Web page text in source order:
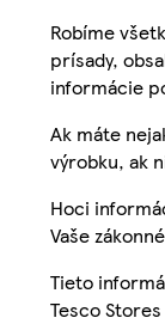
Robíme
prísady,
informácie
Ak máte
výrobku, ak
Hoci
Vaše
Tieto
Tesco